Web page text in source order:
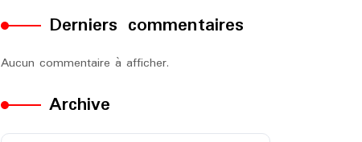
Derniers commentaires
Aucun commentaire à afficher.
Archive